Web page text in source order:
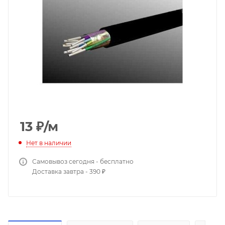
13 ₽/м
Нет в наличии
Самовывоз сегодня - бесплатно
Доставка завтра - 390 ₽